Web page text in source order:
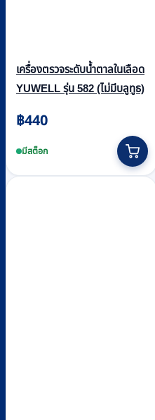
เครื่องตรวจระดับน้ำตาลในเลือด
YUWELL รุ่น 582 (ไม่มีบลูทูธ)
฿440
มีสต็อก